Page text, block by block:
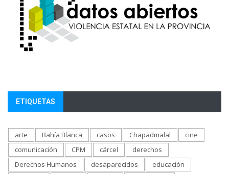
ETIQUETAS
arte Bahía Blanca casos Chapadmalal
cine
comunicación
CPM cárcel
derechos
Derechos Humanos
desaparecidos
educación